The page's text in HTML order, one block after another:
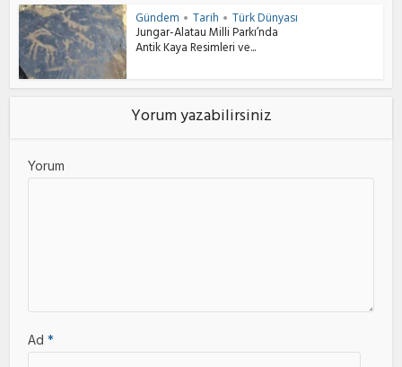
Gündem • Tarih • Türk Dünyası
Jungar-Alatau Milli Parkı’nda
Antik Kaya Resimleri ve...
Yorum yazabilirsiniz
Yorum
Ad*